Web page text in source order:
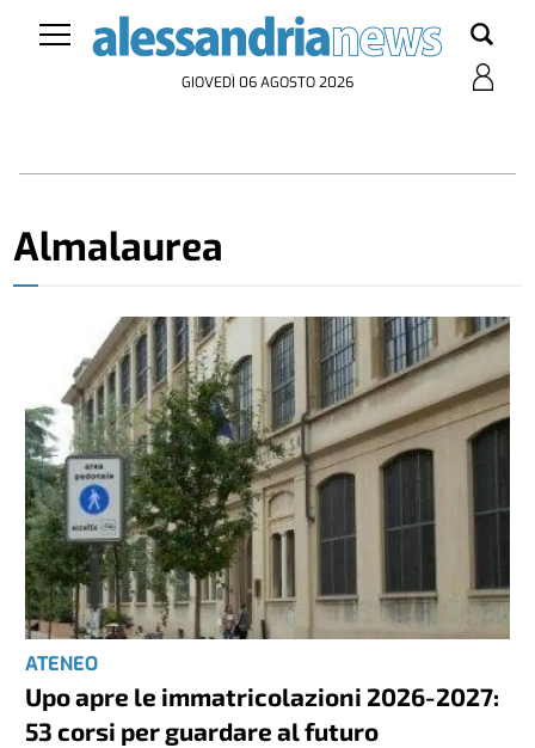
GIOVEDÌ 06 AGOSTO 2026
Almalaurea
ATENEO
Upo apre le immatricolazioni 2026-2027:
53 corsi per guardare al futuro